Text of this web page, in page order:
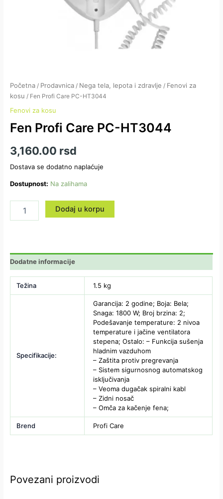
Početna / Prodavnica / Nega tela, lepota i zdravlje / Fenovi za
kosu / Fen Profi Care PC-HT3044
Fenovi za kosu
Fen Profi Care PC-HT3044
3,160.00 rsd
Dostava se dodatno naplaćuje
Dostupnost: Na zalihama
Dodaj u korpu
Dodatne informacije
Težina 1.5 kg
Specifikacije:
Garancija: 2 godine; Boja: Bela;
Snaga: 1800 W; Broj brzina: 2;
Podešavanje temperature: 2 nivoa
temperature i jačine ventilatora
stepena; Ostalo: – Funkcija sušenja
hladnim vazduhom
– Zaštita protiv pregrevanja
– Sistem sigurnosnog automatskog
isključivanja
– Veoma dugačak spiralni kabl
– Zidni nosač
– Omča za kačenje fena;
Brend Profi Care
Povezani proizvodi